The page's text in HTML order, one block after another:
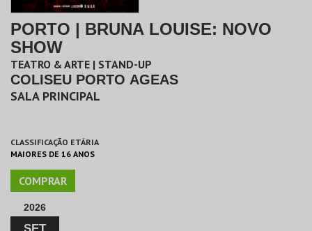
PORTO | BRUNA LOUISE: NOVO
SHOW
TEATRO & ARTE | STAND-UP
COLISEU PORTO AGEAS
SALA PRINCIPAL
CLASSIFICAÇÃO ETÁRIA
MAIORES DE 16 ANOS
COMPRAR
2026
SET